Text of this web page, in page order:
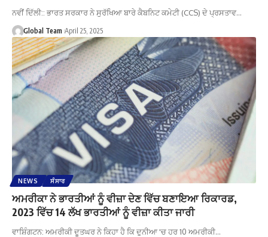
ਨਵੀਂ ਦਿੱਲੀ:: ਭਾਰਤ ਸਰਕਾਰ ਨੇ ਸੁਰੱਖਿਆ ਬਾਰੇ ਕੈਬਨਿਟ ਕਮੇਟੀ (CCS) ਦੇ ਪ੍ਰਸਤਾਵ…
Global Team April 25, 2025
NEWS ਸੰਸਾਰ
ਅਮਰੀਕਾ ਨੇ ਭਾਰਤੀਆਂ ਨੂੰ ਵੀਜ਼ਾ ਦੇਣ ਵਿੱਚ ਬਣਾਇਆ ਰਿਕਾਰਡ,
2023 ਵਿੱਚ 14 ਲੱਖ ਭਾਰਤੀਆਂ ਨੂੰ ਵੀਜ਼ਾ ਕੀਤਾ ਜਾਰੀ
ਵਾਸ਼ਿੰਗਟਨ: ਅਮਰੀਕੀ ਦੂਤਘਰ ਨੇ ਕਿਹਾ ਹੈ ਕਿ ਦੁਨੀਆ 'ਚ ਹਰ 10 ਅਮਰੀਕੀ…